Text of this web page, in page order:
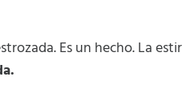
Es un hecho. La